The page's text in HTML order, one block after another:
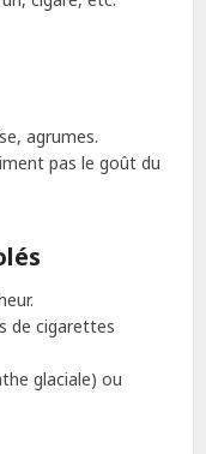
agrumes.
pas le goût du
de cigarettes
glaciale) ou